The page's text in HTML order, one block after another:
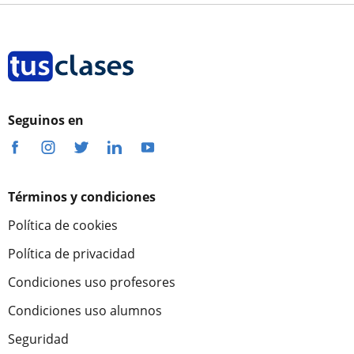
Seguinos en
Términos y condiciones
Política de cookies
Política de privacidad
Condiciones uso profesores
Condiciones uso alumnos
Seguridad